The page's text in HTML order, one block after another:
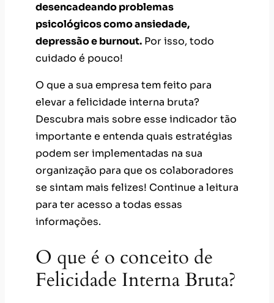
desencadeando problemas
psicológicos como ansiedade,
depressão e burnout. Por isso, todo
cuidado é pouco!
O que a sua empresa tem feito para
elevar a felicidade interna bruta?
Descubra mais sobre esse indicador tão
importante e entenda quais estratégias
podem ser implementadas na sua
organização para que os colaboradores
se sintam mais felizes! Continue a leitura
para ter acesso a todas essas
informações.
O que é o conceito de
Felicidade Interna Bruta?